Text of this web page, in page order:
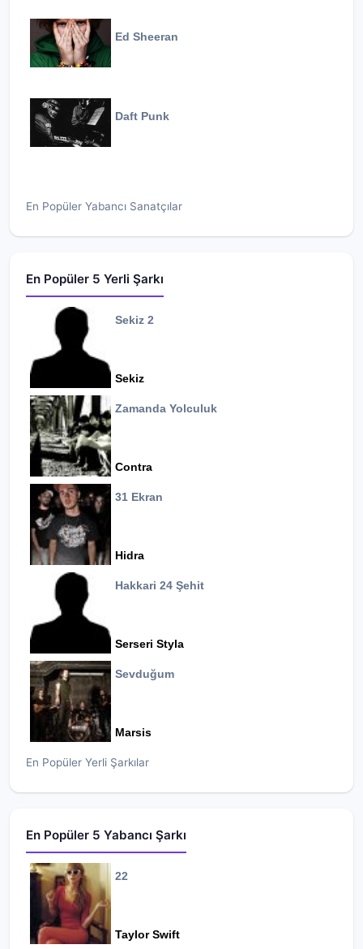
Ed Sheeran
Daft Punk
En Popüler Yabancı Sanatçılar
En Popüler 5 Yerli Şarkı
Sekiz 2
Sekiz
Zamanda Yolculuk
Contra
31 Ekran
Hidra
Hakkari 24 Şehit
Serseri Styla
Sevduğum
Marsis
En Popüler Yerli Şarkılar
En Popüler 5 Yabancı Şarkı
22
Taylor Swift